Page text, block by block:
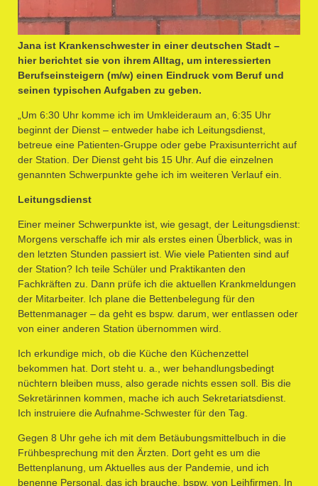
Jana ist Krankenschwester in einer deutschen Stadt –
hier berichtet sie von ihrem Alltag, um interessierten
Berufseinsteigern (m/w) einen Eindruck vom Beruf und
seinen typischen Aufgaben zu geben.
„Um 6:30 Uhr komme ich im Umkleideraum an, 6:35 Uhr
beginnt der Dienst – entweder habe ich Leitungsdienst,
betreue eine Patienten-Gruppe oder gebe Praxisunterricht auf
der Station. Der Dienst geht bis 15 Uhr. Auf die einzelnen
genannten Schwerpunkte gehe ich im weiteren Verlauf ein.
Leitungsdienst
Einer meiner Schwerpunkte ist, wie gesagt, der Leitungsdienst:
Morgens verschaffe ich mir als erstes einen Überblick, was in
den letzten Stunden passiert ist. Wie viele Patienten sind auf
der Station? Ich teile Schüler und Praktikanten den
Fachkräften zu. Dann prüfe ich die aktuellen Krankmeldungen
der Mitarbeiter. Ich plane die Bettenbelegung für den
Bettenmanager – da geht es bspw. darum, wer entlassen oder
von einer anderen Station übernommen wird.
Ich erkundige mich, ob die Küche den Küchenzettel
bekommen hat. Dort steht u. a., wer behandlungsbedingt
nüchtern bleiben muss, also gerade nichts essen soll. Bis die
Sekretärinnen kommen, mache ich auch Sekretariatsdienst.
Ich instruiere die Aufnahme-Schwester für den Tag.
Gegen 8 Uhr gehe ich mit dem Betäubungsmittelbuch in die
Frühbesprechung mit den Ärzten. Dort geht es um die
Bettenplanung, um Aktuelles aus der Pandemie, und ich
benenne Personal, das ich brauche, bspw. von Leihfirmen. In